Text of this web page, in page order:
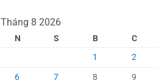
Tháng 8 2026
N S B
C
1
2
6 7 8
9